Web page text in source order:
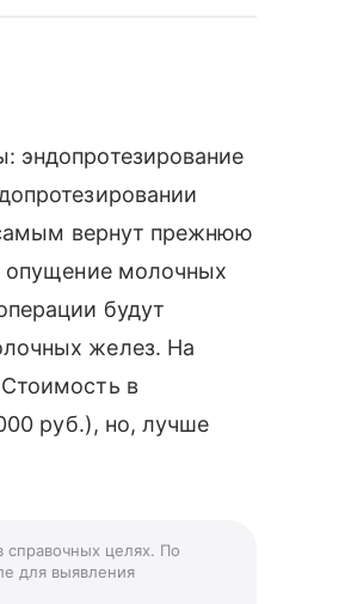
эндопротезирование
самым вернут прежнюю
опущение молочных
будут
желез. На
в
руб.), но, лучше
справочных целях. По
для выявления